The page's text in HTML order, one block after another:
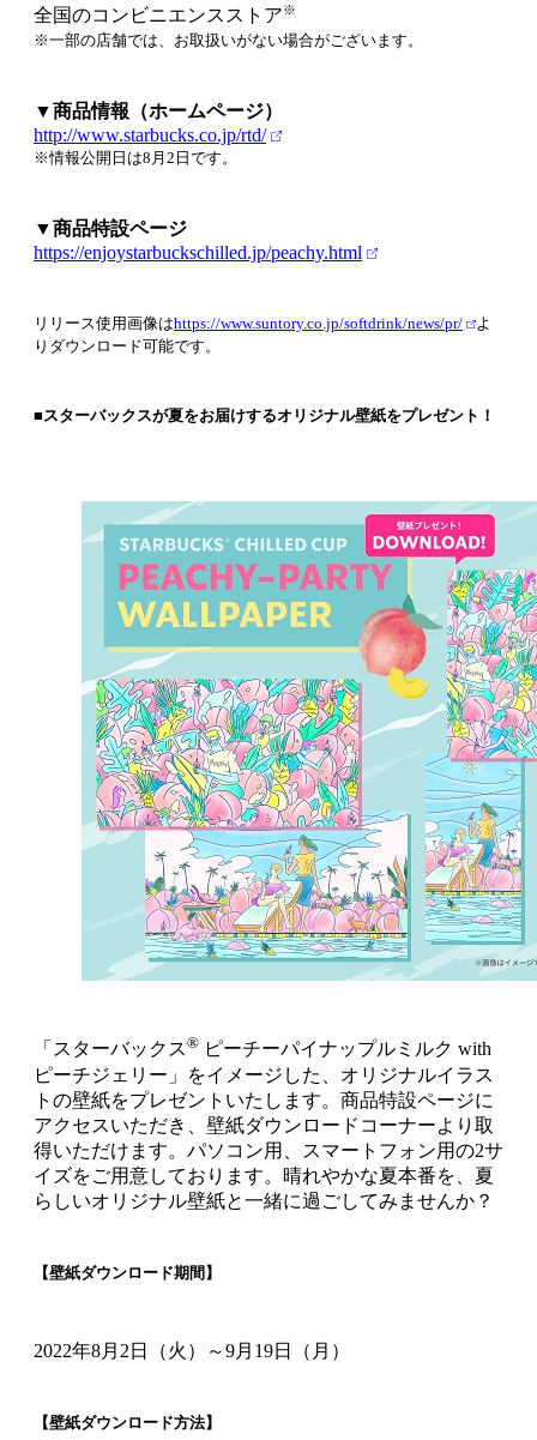
全国のコンビニエンスストア※
※一部の店舗では、お取扱いがない場合がございます。
▼商品情報（ホームページ）
http://www.starbucks.co.jp/rtd/
※情報公開日は8月2日です。
▼商品特設ページ
https://enjoystarbuckschilled.jp/peachy.html
リリース使用画像はhttps://www.suntory.co.jp/softdrink/news/pr/
よ
りダウンロード可能です。
■スターバックスが夏をお届けするオリジナル壁紙をプレゼント！
「スターバックス® ピーチーパイナップルミルク with
ピーチジェリー」をイメージした、オリジナルイラス
トの壁紙をプレゼントいたします。商品特設ページに
アクセスいただき、壁紙ダウンロードコーナーより取
得いただけます。パソコン用、スマートフォン用の2サ
イズをご用意しております。晴れやかな夏本番を、夏
らしいオリジナル壁紙と一緒に過ごしてみませんか？
【壁紙ダウンロード期間】
2022年8月2日（火）～9月19日（月）
【壁紙ダウンロード方法】